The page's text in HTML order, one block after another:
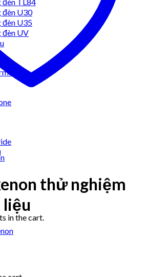
đèn TL84
đèn U30
đèn U35
đèn UV
in the cart.
thử nghiệm
liệu